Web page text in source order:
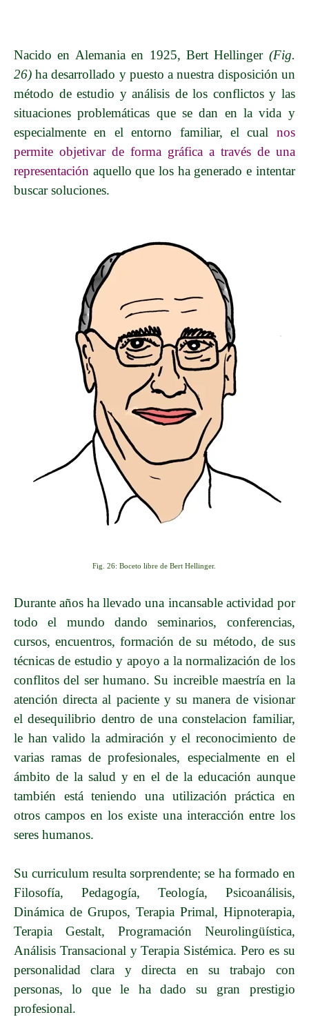
Nacido en Alemania en 1925, Bert Hellinger (Fig.
26)ha desarrollado y puesto a nuestra disposición un
método de estudio y análisis de los conflictos y las
situaciones problemáticas que se dan en la vida y
especialmente en el entorno familiar, el cual nos
permite objetivar de forma gráfica a través de una
representación aquello que los ha generado e intentar
buscar soluciones.
Fig. 26: Boceto libre de Bert Hellinger.
Durante años ha llevado una incansable actividad por
todo el mundo dando seminarios, conferencias,
cursos, encuentros, formación de su método, de sus
técnicas de estudio y apoyo a la normalización de los
conflitos del ser humano. Su increible maestría en la
atención directa al paciente y su manera de visionar
el desequilibrio dentro de una constelacion familiar,
le han valido la admiración y el reconocimiento de
varias ramas de profesionales, especialmenteen el
ámbito de la salud y en el de la educación aunque
también está teniendo una utilización práctica en
otros campos en los existe una interacción entre los
seres humanos.
Su curriculum resulta sorprendente; se ha formado en
Filosofía, Pedagogía, Teología, Psicoanálisis,
Dinámica de Grupos, Terapia Primal, Hipnoterapia,
Terapia Gestalt, Programación Neurolingüística,
Análisis Transacional y Terapia Sistémica. Pero es su
personalidad clara y directa en su trabajo con
personas, lo que le ha dado su gran prestigio
profesional.